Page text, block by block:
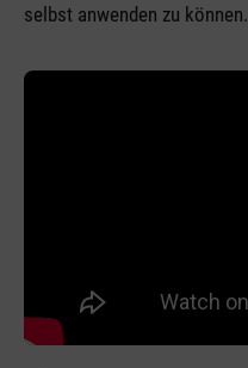
selbst anwenden zu können.